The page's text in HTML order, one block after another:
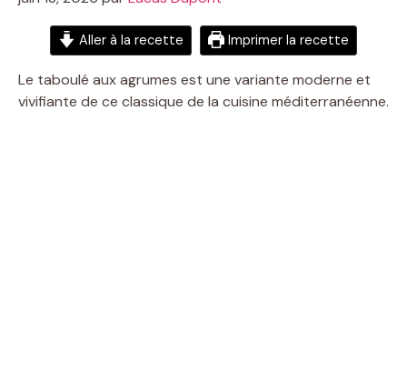
Aller à la recette Imprimer la recette
Le taboulé aux agrumes est une variante moderne et
vivifiante de ce classique de la cuisine méditerranéenne.